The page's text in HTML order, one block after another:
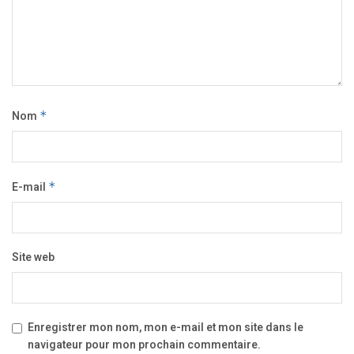
Nom *
E-mail *
Site web
Enregistrer mon nom, mon e-mail et mon site dans le
navigateur pour mon prochain commentaire.